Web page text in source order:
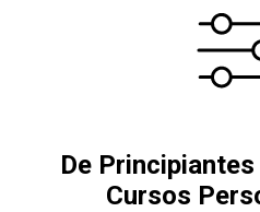
De
Cursos